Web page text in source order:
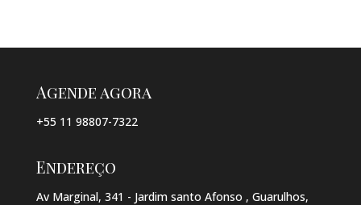
Agende agora
+55 11 98807-7322
Endereço
Av Marginal, 341 - Jardim santo Afonso , Guarulhos,